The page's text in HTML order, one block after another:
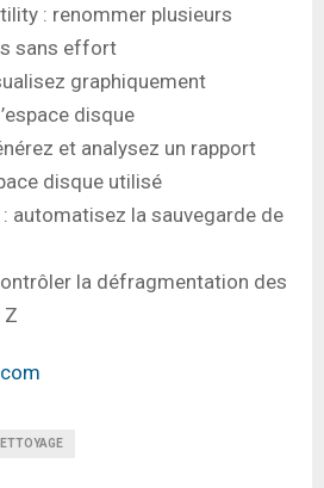
: renommer plusieurs
sans effort
graphiquement
disque
et analysez un rapport
disque utilisé
: automatisez la sauvegarde de
la défragmentation des
Z